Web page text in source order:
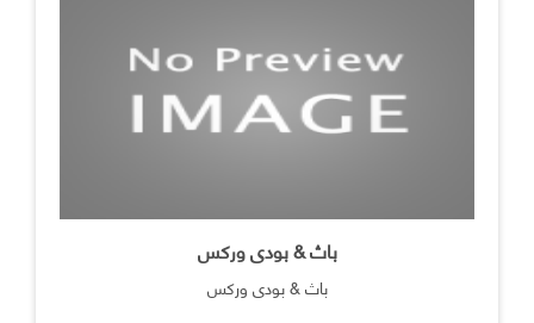
باث & بودى وركس
باث & بودى وركس